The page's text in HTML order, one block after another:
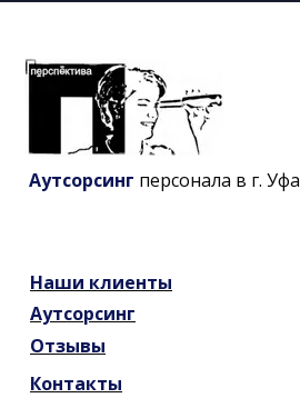
Контакты
Отзывы
Аутсорсинг
Наши клиенты
Аутсорсинг персонала в г. Уфа